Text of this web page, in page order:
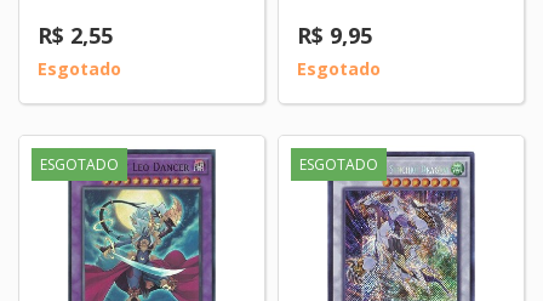
R$ 2,55
Esgotado
R$ 9,95
Esgotado
ESGOTADO ESGOTADO